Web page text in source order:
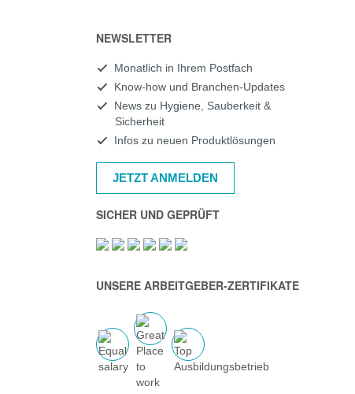
NEWSLETTER
Monatlich in Ihrem Postfach
Know-how und Branchen-Updates
News zu Hygiene, Sauberkeit &
Sicherheit
Infos zu neuen Produktlösungen
JETZT ANMELDEN
SICHER UND GEPRÜFT
UNSERE ARBEITGEBER-ZERTIFIKATE